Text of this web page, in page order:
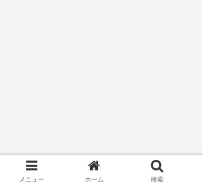
メニュー ホーム 検索